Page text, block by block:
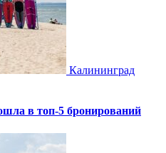
Калининград
в топ‑5 бронирований